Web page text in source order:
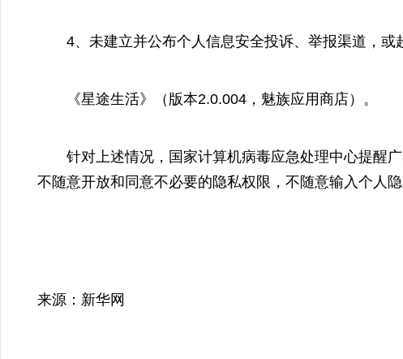
4、未建立并公布个人信息安全投诉、举报渠道，或
《星途生活》（版本2.0.004，魅族应用商店）。
针对上述情况，国家计算机病毒应急处理中心提醒广
不随意开放和同意不必要的隐私权限，不随意输入个人
来源：新华网